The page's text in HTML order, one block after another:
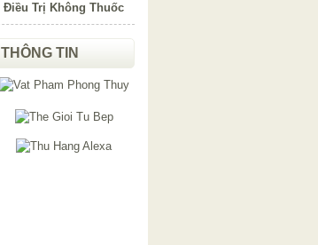
Điều Trị Không Thuốc
THÔNG TIN